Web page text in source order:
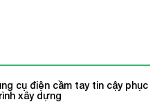
cụ điện cầm tay tin cậy phục
xây dựng